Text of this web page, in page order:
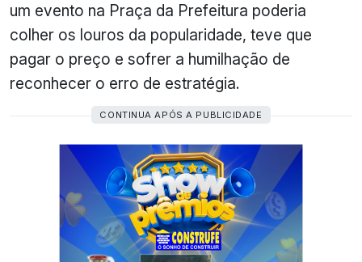
um evento na Praça da Prefeitura poderia
colher os louros da popularidade, teve que
pagar o preço e sofrer a humilhação de
reconhecer o erro de estratégia.
CONTINUA APÓS A PUBLICIDADE